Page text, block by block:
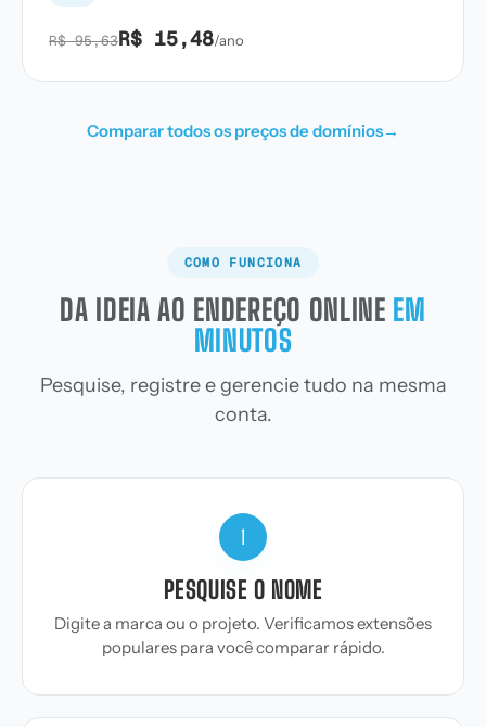
R$ 95,63R$ 15,48/ano
Comparar todos os preços de domínios→
COMO FUNCIONA
DA IDEIA AO ENDEREÇO ONLINE EM
MINUTOS
Pesquise, registre e gerencie tudo na mesma
conta.
1
PESQUISE O NOME
Digite a marca ou o projeto. Verificamos extensões
populares para você comparar rápido.